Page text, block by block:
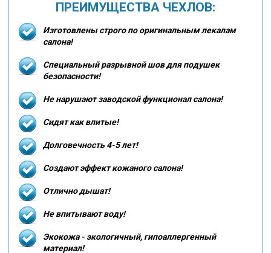
ПРЕИМУЩЕСТВА ЧЕХЛОВ:
Изготовлены строго по оригинальным лекалам
салона!
Специальный разрывной шов для подушек
безопасности!
Не нарушают заводской функционал салона!
Сидят как влитые!
Долговечность 4-5 лет!
Создают эффект кожаного салона!
Отлично дышат!
Не впитывают воду!
Экокожа - экологичный, гипоаллергенный
материал!